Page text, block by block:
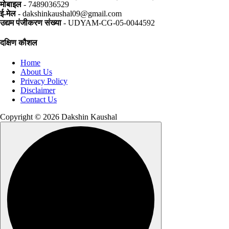
मोबाइल- 7489036529
ई-मेल- dakshinkaushal09@gmail.com
उद्यम पंजीकरण संख्या- UDYAM-CG-05-0044592
दक्षिण कौशल
Home
About Us
Privacy Policy
Disclaimer
Contact Us
Copyright © 2026 Dakshin Kaushal